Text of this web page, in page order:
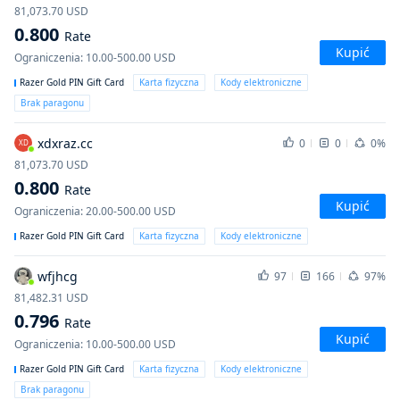
81,073.70 USD
0.800 Rate
Ograniczenia: 10.00-500.00 USD Kupić
Razer Gold PIN Gift Card Karta fizyczna
Kody elektroniczne
Brak paragonu
XD xdxraz.cc 0 0
0%
81,073.70 USD
0.800 Rate
Ograniczenia:20.00-500.00 USD Kupić
Razer Gold PIN Gift Card Karta fizyczna Kody elektroniczne
wfjhcg 97 166
97%
81,482.31 USD
0.796 Rate
Ograniczenia: 10.00-500.00 USD Kupić
Razer Gold PIN Gift Card Karta fizyczna
Kody elektroniczne
Brak paragonu